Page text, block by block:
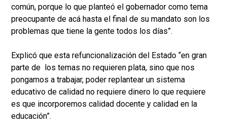
común, porque lo que planteó el gobernador como tema
preocupante de acá hasta el final de su mandato son los
problemas que tiene la gente todos los días”.
Explicó que esta refuncionalización del Estado “en gran
parte de los temas no requieren plata, sino que nos
pongamos a trabajar, poder replantear un sistema
educativo de calidad no requiere dinero lo que requiere
es que incorporemos calidad docente y calidad en la
educación”.